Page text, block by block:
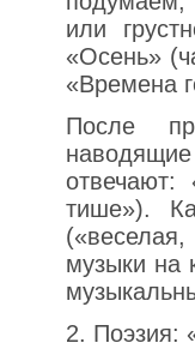
или
«Осень»
«Времена
После
отвечают:
тише»).
музыки на
2. Поэзия: